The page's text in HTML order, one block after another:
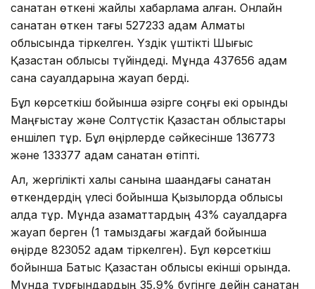
санақтан өткені жайлы хабарлама алған. Онлайн
санақтан өткен тағы 527233 адам Алматы
облысында тіркелген. Үздік үштікті Шығыс
Қазақстан облысы түйіндеді. Мұнда 437656 адам
санақ сауалдарына жауап берді.
Бұл көрсеткіш бойынша әзірге соңғы екі орынды
Маңғыстау және Солтүстік Қазақстан облыстары
еншілеп тұр. Бұл өңірлерде сәйкесінше 136773
және 133377 адам санақтан өтіпті.
Ал, жергілікті халық санына шаққандағы санақтан
өткендердің үлесі бойынша Қызылорда облысы
алда тұр. Мұнда азаматтардың 43% сауалдарға
жауап берген (1 тамыздағы жағдай бойынша
өңірде 823052 адам тіркелген). Бұл көрсеткіш
бойынша Батыс Қазақстан облысы екінші орында.
Мұнда тұрғындардың 35,9% бүгінге дейін санақтан